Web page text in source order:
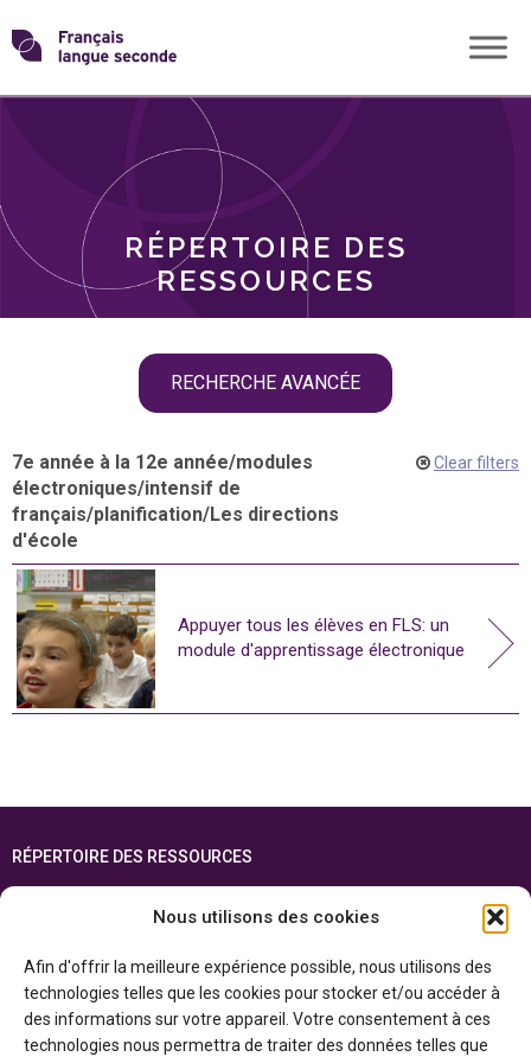
Nous utilisons des cookies
Afin d'offrir la meilleure expérience possible, nous utilisons des
technologies telles que les cookies pour stocker et/ou accéder à
des informations sur votre appareil. Votre consentement à ces
technologies nous permettra de traiter des données telles que
Skip
toTransformons
langue
RÉPERTOIRE DES
RESSOURCES
RECHERCHE AVANCÉE
THÈMES
7e année à la 12e année/modules
électroniques/intensif de
français/planification/Les directions
d'école
Clear filters
Appuyer tous les élèves en FLS: un
module d'apprentissage électronique
RÉPERTOIRE DES RESSOURCES
ENGLISH
Cette ressource est réalisée grâce au soutien financier du gouvernement de
l’Ontario et du gouvernement duCanada par l’entremise du ministère du